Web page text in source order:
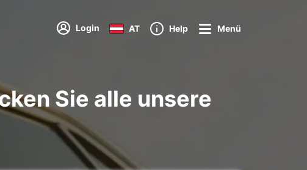
Login AT Help Menü
Sie alle unsere